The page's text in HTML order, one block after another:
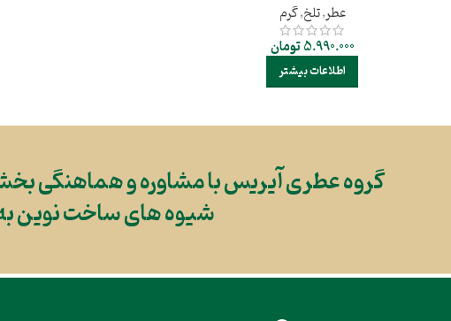
عطر,تلخ,گرم
5.990.000تومان
اطلاعات بیشتر
گروه عطری آیریس با مشاوره و هماهنگی
شیوه های ساخت نوین به